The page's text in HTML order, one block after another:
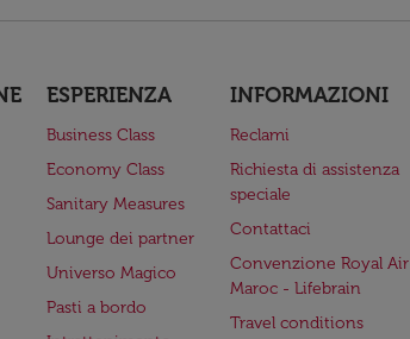
ESPERIENZA
Business Class
Economy Class
Sanitary Measures
Lounge dei partner
Universo Magico
Pasti a bordo
INFORMAZIONI
Reclami
Richiesta di assistenza
speciale
Contattaci
Convenzione Royal Air
Maroc - Lifebrain
Travel conditions